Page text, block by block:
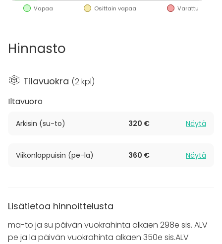
Vapaa Osittain vapaa Varattu
Hinnasto
Tilavuokra (2 kpl)
Iltavuoro
Arkisin (su-to) 320 € Näytä
Viikonloppuisin (pe-la) 360 € Näytä
Lisätietoa hinnoittelusta
ma-to ja su päivän vuokrahinta alkaen 298e sis. ALV
pe ja la päivän vuokrahinta alkaen 350e sis.ALV